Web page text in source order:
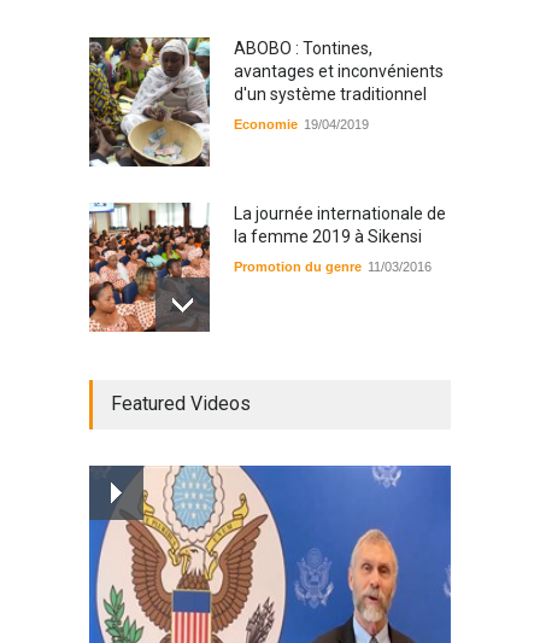
ABOBO : Tontines,
avantages et inconvénients
d'un système traditionnel
Economie 19/04/2019
La journée internationale de
la femme 2019 à Sikensi
Promotion du genre 11/03/2016
Radio partenaire
Magazine : le service de
prise en charge des
personnes vivantes avec le
VIH
Santé 25/03/2019
Featured Videos